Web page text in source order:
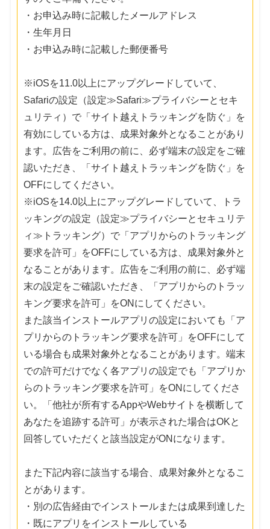
・お申込み時に記載したメールアドレス
・生年月日
・お申込み時に記載した郵便番号
※iOSを11.0以上にアップグレードしていて、
Safariの設定（設定≫Safari≫プライバシーとセキ
ュリティ）で「サイト越えトラッキングを防ぐ」を
有効にしている方は、成果対象外となることがあり
ます。広告をご利用の前に、必ず端末の設定をご確
認いただき、「サイト越えトラッキングを防ぐ」を
OFFにしてください。
※iOSを14.0以上にアップグレードしていて、トラ
ッキングの設定（設定≫プライバシーとセキュリテ
ィ≫トラッキング）で「アプリからのトラッキング
要求を許可」をOFFにしている方は、成果対象外と
なることがあります。広告をご利用の前に、必ず端
末の設定をご確認いただき、「アプリからのトラッ
キング要求を許可」をONにしてください。
また該当インストールアプリの設定においても「ア
プリからのトラッキング要求を許可」をOFFにして
いる場合も成果対象外となることがあります。端末
での許可だけでなく各アプリの設定でも「アプリか
らのトラッキング要求を許可」をONにしてくださ
い。「他社が所有するAppやWebサイトを横断して
あなたを追跡する許可」が表示された場合はOKと
回答していただくと該当設定がONになります。
また下記内容に該当する場合、成果対象外となるこ
とがあります。
・別の広告経由でインストールまたは成果到達した
・既にアプリをインストールしている